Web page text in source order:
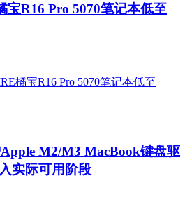
宝R16 Pro 5070笔记本低至
M2/M3 MacBook键盘驱
实际可用阶段